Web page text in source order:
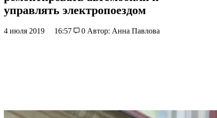
управлять электропоездом
4 июля 2019 16:57 0 Автор: Анна Павлова